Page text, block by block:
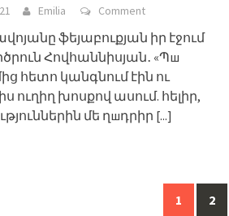
Emilia Comment
ֆեյաբուքյան իր էջում
Հովհաննիսյան․ «Պш
հետո կանգնում էին ու
ուղիղ խոսքով ասում. հելիր,
մե ղшդրիր [...]
1 2